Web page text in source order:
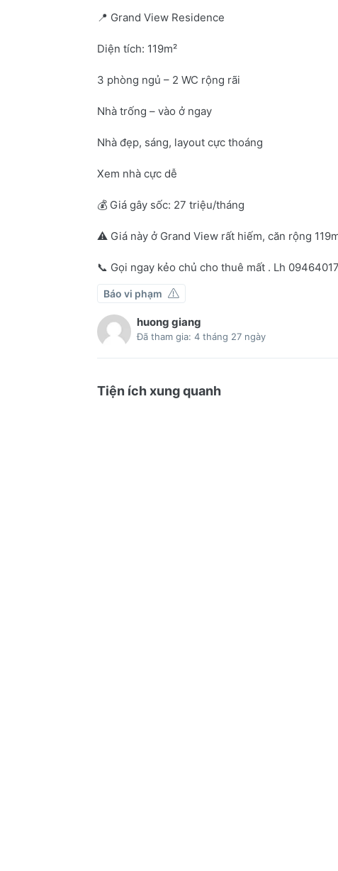
📍 Grand View Residence
Diện tích: 119m²
3 phòng ngủ – 2 WC rộng rãi
Nhà trống – vào ở ngay
Nhà đẹp, sáng, layout cực thoáng
Xem nhà cực dễ
💰 Giá gây sốc: 27 triệu/tháng
⚠️ Giá này ở Grand View rất hiếm, căn rộng
📞 Gọi ngay kẻo chủ cho thuê mất . Lh
Báo vi phạm
huong giang
Đã tham gia: 4 tháng 27 ngày
Tiện ích xung quanh